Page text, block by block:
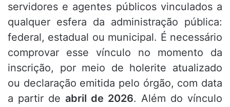
servidores e agentes públicos vinculados a
qualquer esfera da administração pública:
federal, estadual ou municipal. É necessário
comprovar esse vínculo no momento da
inscrição, por meio de holerite atualizado
ou declaração emitida pelo órgão, com data
a partir de abril de 2026. Além do vínculo